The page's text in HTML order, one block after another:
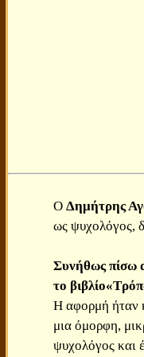
Ο Δημήτρης
ως ψυχολόγος,
Συνήθως πίσω
το
Η αφορμή ήταν
μια όμορφη,
ψυχολόγος και